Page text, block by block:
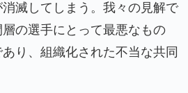
ク・タイソンにパンチを食らうｗｗ
滅してしまう。我々の見解で
の選手にとって最悪なもの
り、組織化された不当な共同